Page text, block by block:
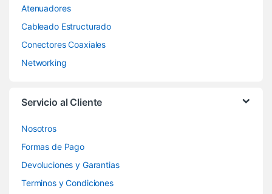
Atenuadores
Cableado Estructurado
Conectores Coaxiales
Networking
Servicio al Cliente
Nosotros
Formas de Pago
Devoluciones y Garantias
Terminos y Condiciones